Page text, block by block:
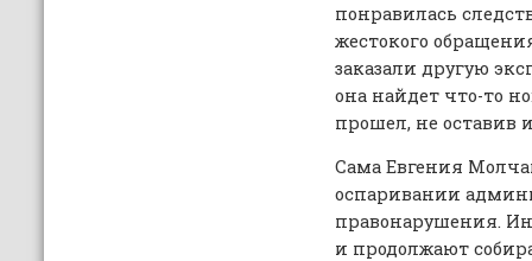
понравилась
жестокого
заказали другую
она найдет что-то
прошел, не оставив
Сама Евгения
оспаривании
правонарушения.
и продолжают